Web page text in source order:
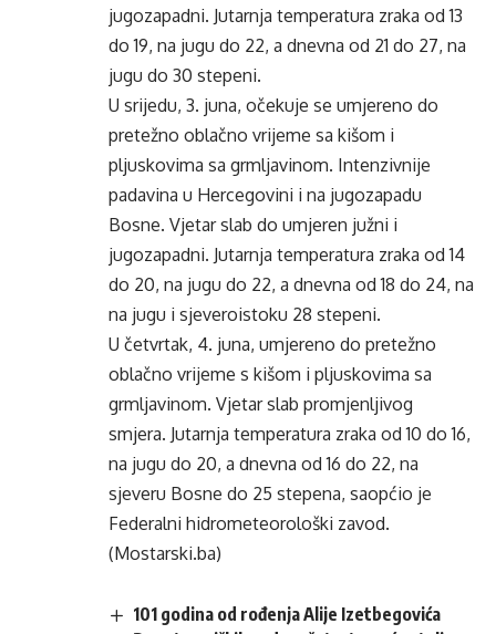
jugozapadni. Jutarnja temperatura zraka od 13
do 19, na jugu do 22, a dnevna od 21 do 27, na
jugu do 30 stepeni.
U srijedu, 3. juna, očekuje se umjereno do
pretežno oblačno vrijeme sa kišom i
pljuskovima sa grmljavinom. Intenzivnije
padavina u Hercegovini i na jugozapadu
Bosne. Vjetar slab do umjeren južni i
jugozapadni. Jutarnja temperatura zraka od 14
do 20, na jugu do 22, a dnevna od 18 do 24, na
na jugu i sjeveroistoku 28 stepeni.
U četvrtak, 4. juna, umjereno do pretežno
oblačno vrijeme s kišom i pljuskovima sa
grmljavinom. Vjetar slab promjenljivog
smjera. Jutarnja temperatura zraka od 10 do 16,
na jugu do 20, a dnevna od 16 do 22, na
sjeveru Bosne do 25 stepena, saopćio je
Federalni hidrometeorološki zavod.
(Mostarski.ba)
101 godina od rođenja Alije Izetbegovića